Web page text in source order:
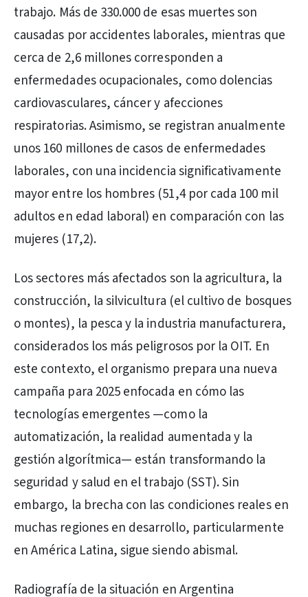
trabajo. Más de 330.000 de esas muertes son
causadas por accidentes laborales, mientras que
cerca de 2,6 millones corresponden a
enfermedades ocupacionales, como dolencias
cardiovasculares, cáncer y afecciones
respiratorias. Asimismo, se registran anualmente
unos 160 millones de casos de enfermedades
laborales, con una incidencia significativamente
mayor entre los hombres (51,4 por cada 100 mil
adultos en edad laboral) en comparación con las
mujeres (17,2).
Los sectores más afectados son la agricultura, la
construcción, la silvicultura (el cultivo de bosques
o montes), la pesca y la industria manufacturera,
considerados los más peligrosos por la OIT. En
este contexto, el organismo prepara una nueva
campaña para 2025 enfocada en cómo las
tecnologías emergentes —como la
automatización, la realidad aumentada y la
gestión algorítmica— están transformando la
seguridad y salud en el trabajo (SST). Sin
embargo, la brecha con las condiciones reales en
muchas regiones en desarrollo, particularmente
en América Latina, sigue siendo abismal.
Radiografía de la situación en Argentina